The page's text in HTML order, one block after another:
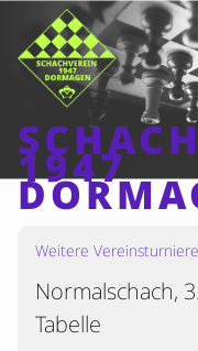
1947
Home
Beiträge
Mannschaften
Weitere Vereinsturniere
Normalschach,
Tabelle